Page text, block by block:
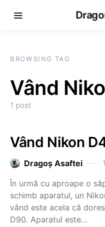
BROWSING TAG
Vând
1 post
Vând Nikon
Dragoş Asaftei
În urmă cu aproape o
schimb aparatul, un
vând este acela că
D90. Aparatul este…